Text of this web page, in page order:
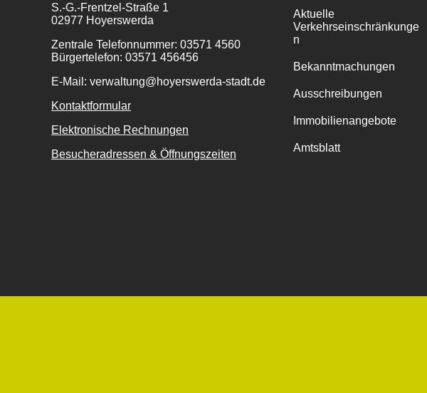
S.-G.-Frentzel-Straße 1
02977 Hoyerswerda
Zentrale Telefonnummer: 03571 4560
Bürgertelefon: 03571 456456
E-Mail: verwaltung@hoyerswerda-stadt.de
Kontaktformular
Elektronische Rechnungen
Besucheradressen & Öffnungszeiten
Aktuelle
Verkehrseinschränkunge
n
Bekanntmachungen
Ausschreibungen
Immobilienangebote
Amtsblatt